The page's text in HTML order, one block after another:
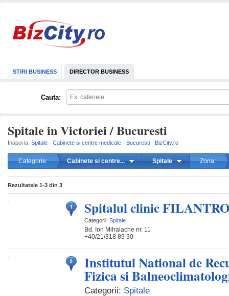
STIRI BUSINESS DIRECTOR BUSINESS
Cauta:
Spitale in Victoriei / Bucuresti
Inapoi la: Spitale · Cabinete si centre medicale · Bucuresti · BizCity.ro
Categorie: Cabinete si centre... Spitale Zona:
Rezultatele 1-3 din 3
Spitalul clinic
Categorii: Spitale
Bd. Ion Mihalache nr. 11
+40/21/318 89 30
Institutul National de
Fizica si
Categorii: Spitale